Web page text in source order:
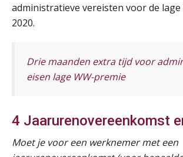
administratieve vereisten voor de
2020.
Drie maanden extra tijd voor
eisen lage WW-premie
4 Jaarurenovereenkomst
Moet je voor een werknemer met een